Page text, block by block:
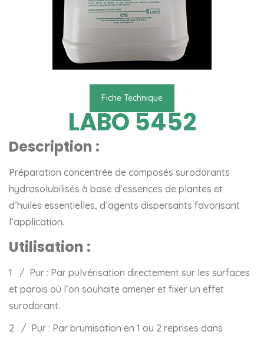
Fiche Technique
LABO 5452
Description :
Préparation concentrée de composés surodorants
hydrosolubilisés à base d’essences de plantes et
d’huiles essentielles, d’agents dispersants favorisant
l’application.
Utilisation :
1 / Pur : Par pulvérisation directement sur les surfaces
et parois où l’on souhaite amener et fixer un effet
surodorant.
2 / Pur : Par brumisation en 1 ou 2 reprises dans